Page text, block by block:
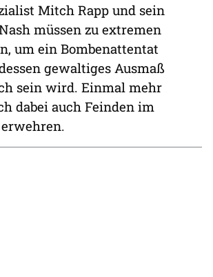
Mitch Rapp und sein
müssen zu extremen
um ein Bombenattentat
gewaltiges Ausmaß
sein wird. Einmal mehr
dabei auch Feinden im